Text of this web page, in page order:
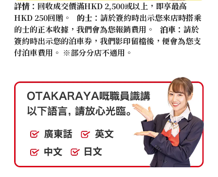
詳情 ：回收成交價滿HKD 2,500或以上，即享最高
HKD 250回贈。 的士 ：請於簽約時出示您來店時搭乘
的士的正本收據，我們會為您報銷費用。泊車 ：請於
簽約時出示您的泊車券，我們影印留檔後，便會為您支
付泊車費用。 ※部分分店不適用。